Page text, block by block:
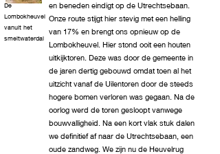
De
Lombokheuvel
vanuit het
smeltwaterdal
en beneden eindigt op de Utrechtsebaan.
Onze route stijgt hier stevig met een helling
van 17% en brengt ons opnieuw op de
Lombokheuvel. Hier stond ooit een houten
uitkijktoren. Deze was door de gemeente in
de jaren dertig gebouwd omdat toen al het
uitzicht vanaf de Uilentoren door de steeds
hogere bomen verloren was gegaan. Na de
oorlog werd de toren gesloopt vanwege
bouwvalligheid. Na een kort vlak stuk dalen
we definitief af naar de Utrechtsebaan, een
oude zandweg. We zijn nu de Heuvelrug